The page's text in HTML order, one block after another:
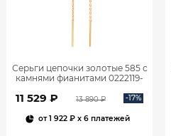
Серьги цепочки золотые 585 с
камнями фианитами 0222119-
11 529 ₽ 13 890 ₽ -17%
от1 922 ₽x 6 платежей